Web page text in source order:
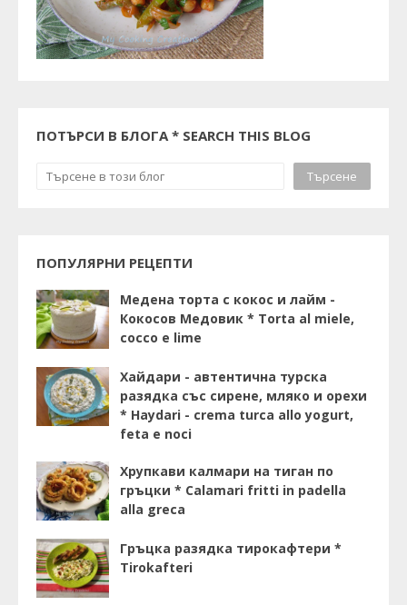
ПОТЪРСИ В БЛОГА * SEARCH THIS BLOG
ПОПУЛЯРНИ РЕЦЕПТИ
Медена торта с кокос и лайм -
Кокосов Медовик * Torta al miele,
cocco e lime
Хайдари - автентична турска
разядка със сирене, мляко и орехи
* Haydari - crema turca allo yogurt,
feta e noci
Хрупкави калмари на тиган по
гръцки * Calamari fritti in padella
alla greca
Гръцка разядка тирокафтери *
Tirokafteri